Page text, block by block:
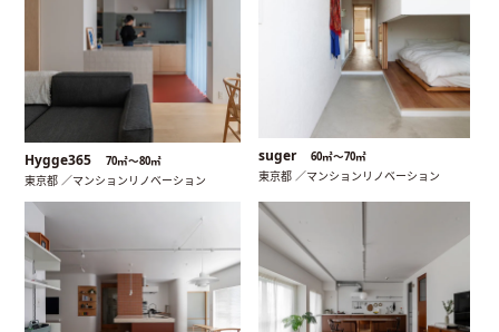
Hygge365 70㎡〜80㎡
東京都 ／マンションリノベーション
suger 60㎡〜70㎡
東京都 ／マンションリノベーション